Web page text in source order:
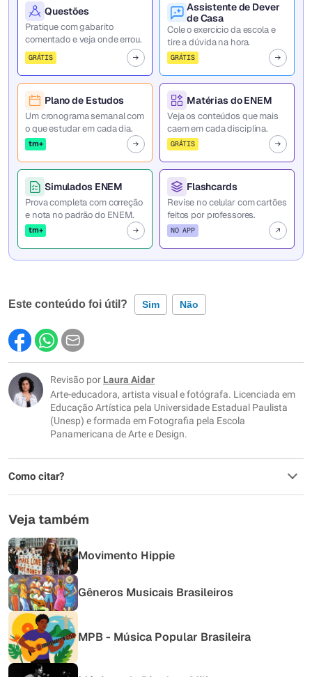
Questões
Pratique com gabarito
comentado e veja onde errou.
GRÁTIS
Assistente de Dever
de Casa
Cole o exercício da escola e
tire a dúvida na hora.
GRÁTIS
Plano de Estudos
Um cronograma semanal com
o que estudar em cada dia.
tm+
Matérias do ENEM
Veja os conteúdos que mais
caem em cada disciplina.
GRÁTIS
Simulados ENEM
Prova completa com correção
e nota no padrão do ENEM.
tm+
Flashcards
Revise no celular com cartões
feitos por professores.
NO APP
Este conteúdo foi útil? Sim Não
Este conteúdo contém informação incorreta
Este conteúdo não tem a informação que procuro
Outro
Revisão por Laura Aidar
Arte-educadora, artista visual e fotógrafa. Licenciada em
Educação Artística pela Universidade Estadual Paulista
(Unesp) e formada em Fotografia pela Escola
Panamericana de Arte e Design.
Como citar?
Veja também
Movimento Hippie
Gêneros Musicais Brasileiros
MPB - Música Popular Brasileira